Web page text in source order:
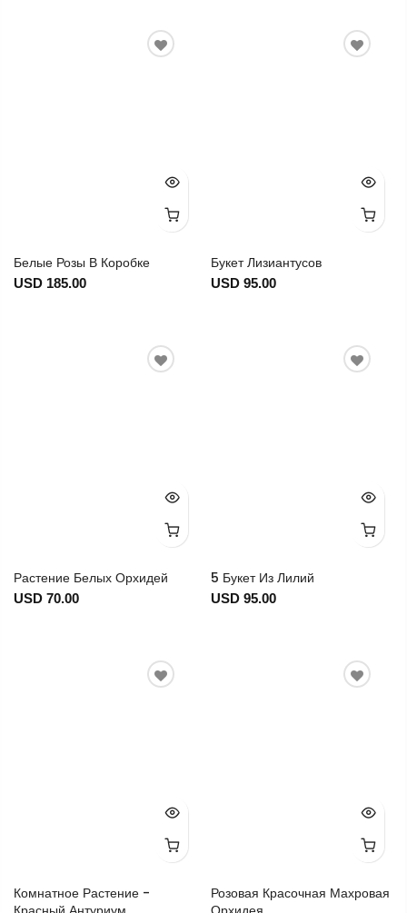
Белые Розы В Коробке
USD 185.00
Букет Лизиантусов
USD 95.00
Растение Белых Орхидей
USD 70.00
5 Букет Из Лилий
USD 95.00
Комнатное Растение -
Розовая Красочная Махровая